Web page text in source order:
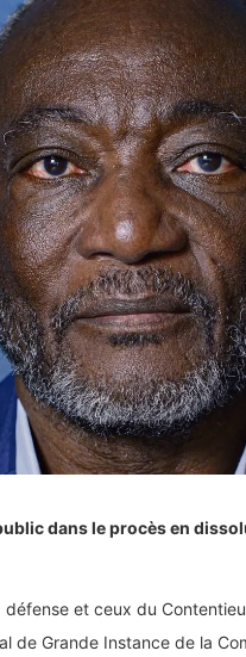
dans le procès en
et ceux du
de Grande Instance de la